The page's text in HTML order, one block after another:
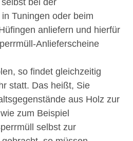
Tuningen oder beim
anliefern und hierfür
Anlieferscheine
so findet gleichzeitig
statt. Das heißt, Sie
aus Holz zur
zum Beispiel
selbst zur